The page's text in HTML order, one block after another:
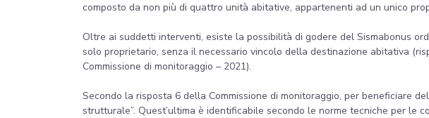
composto da non più di quattro unità abitative, appartenenti ad un unico
Oltre ai suddetti interventi, esiste la possibilità di godere del Sismabonus
solo proprietario, senza il necessario vincolo della destinazione abitativa
Commissione di monitoraggio – 2021).
Secondo la risposta 6 della Commissione di monitoraggio, per beneficiare
strutturale”. Quest’ultima è identificabile secondo le norme tecniche per le